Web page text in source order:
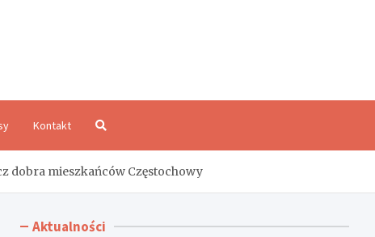
Kontakt
dobra mieszkańców Częstochowy
Aktualności